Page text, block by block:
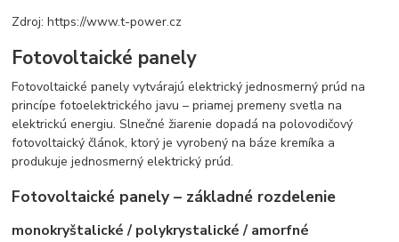
Zdroj: https://www.t-power.cz
Fotovoltaické panely
Fotovoltaické panely vytvárajú elektrický jednosmerný prúd na
princípe fotoelektrického javu – priamej premeny svetla na
elektrickú energiu. Slnečné žiarenie dopadá na polovodičový
fotovoltaický článok, ktorý je vyrobený na báze kremíka a
produkuje jednosmerný elektrický prúd.
Fotovoltaické panely – základné rozdelenie
monokryštalické / polykrystalické / amorfné